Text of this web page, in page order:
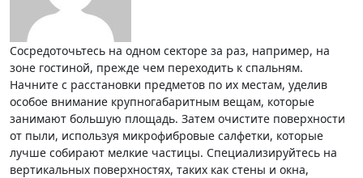
Сосредоточьтесь на одном секторе за раз, например, на
зоне гостиной, прежде чем переходить к спальням.
Начните с расстановки предметов по их местам, уделив
особое внимание крупногабаритным вещам, которые
занимают большую площадь. Затем очистите поверхности
от пыли, используя микрофибровые салфетки, которые
лучше собирают мелкие частицы. Специализируйтесь на
вертикальных поверхностях, таких как стены и окна,